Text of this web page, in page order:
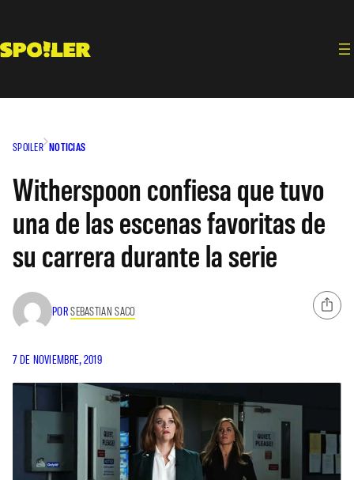
contenido
SPOILER NOTICIAS
Witherspoon confiesa que tuvo
una de las escenas favoritas de
su carrera durante la serie
PORSEBASTIAN SACO
7 DE NOVIEMBRE, 2019